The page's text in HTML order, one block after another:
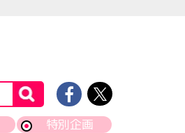
特別企画